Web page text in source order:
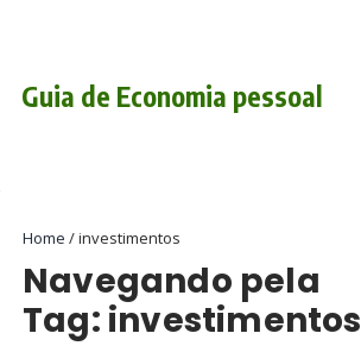
Guia de Economia pessoal
Home /investimentos
Navegando pela
Tag: investimentos